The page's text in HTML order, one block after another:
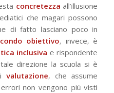
concretezza all’illusione
che magari possono
di fatto lasciano poco in
obiettivo, invece, è
inclusiva e rispondente
direzione la scuola si è
valutazione, che assume
non vengono più visti